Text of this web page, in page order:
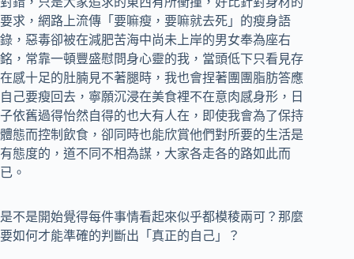
要求，網路上流傳「要嘛瘦，要嘛就去死」的瘦身語
錄，惡毒卻被在減肥苦海中尚未上岸的男女奉為座右
銘，常靠一頓豐盛慰問身心靈的我，當頭低下只看見存
在感十足的肚腩見不著腿時，我也會捏著團團脂肪答應
自己要瘦回去，寧願沉浸在美食裡不在意肉感身形，日
子依舊過得怡然自得的也大有人在，即使我會為了保持
體態而控制飲食，卻同時也能欣賞他們對所要的生活是
有態度的，道不同不相為謀，大家各走各的路如此而
已。
是不是開始覺得每件事情看起來似乎都模稜兩可？那麼
要如何才能準確的判斷出「真正的自己」？